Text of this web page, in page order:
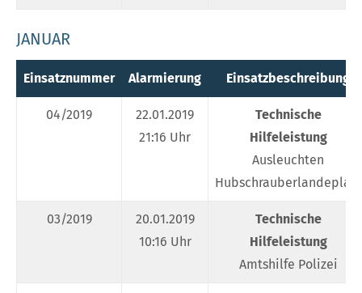
JANUAR
Einsatznummer Alarmierung Einsatzbeschreibung
04/2019
22.01.2019
21:16 Uhr
Technische
Hilfeleistung
Ausleuchten
Hubschrauberlandeplatz
03/2019
20.01.2019
10:16 Uhr
Technische
Hilfeleistung
Amtshilfe Polizei